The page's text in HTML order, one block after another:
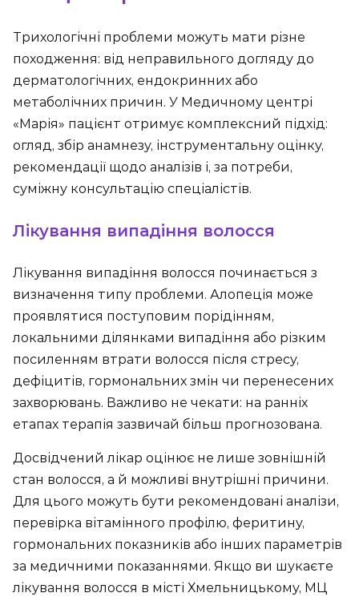
Трихологічні проблеми можуть мати різне
походження: від неправильного догляду до
дерматологічних, ендокринних або
метаболічних причин. У Медичному центрі
«Марія» пацієнт отримує комплексний підхід:
огляд, збір анамнезу, інструментальну оцінку,
рекомендації щодо аналізів і, за потреби,
суміжну консультацію спеціалістів.
Лікування випадіння волосся
Лікування випадіння волосся починається з
визначення типу проблеми. Алопеція може
проявлятися поступовим порідінням,
локальними ділянками випадіння або різким
посиленням втрати волосся після стресу,
дефіцитів, гормональних змін чи перенесених
захворювань. Важливо не чекати: на ранніх
етапах терапія зазвичай більш прогнозована.
Досвідчений лікар оцінює не лише зовнішній
стан волосся, а й можливі внутрішні причини.
Для цього можуть бути рекомендовані аналізи,
перевірка вітамінного профілю, феритину,
гормональних показників або інших параметрів
за медичними показаннями. Якщо ви шукаєте
лікування волосся в місті Хмельницькому, МЦ